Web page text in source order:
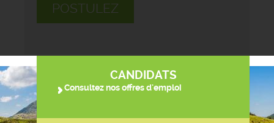
POSTULEZ
CANDIDATS
Consultez nos offres d'emploi